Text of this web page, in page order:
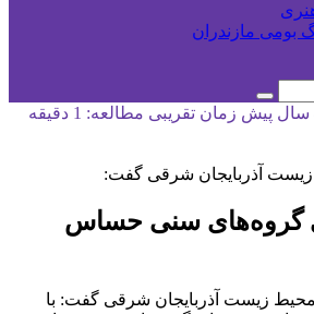
بومی مازندران
زمان تقریبی مطالعه: 1 دقیقه
آذربایجان شرقی گفت:
گروه‌های سنی حساس
زیست آذربایجان شرقی گفت: با